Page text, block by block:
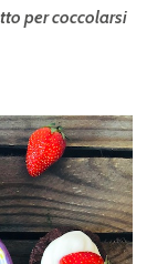
per coccolarsi